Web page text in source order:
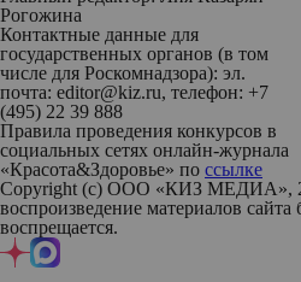
Рогожина
Контактные данные для
государственных органов (в том
числе для Роскомнадзора): эл.
почта: editor@kiz.ru, телефон: +7
(495) 22 39 888
Правила проведения конкурсов в
социальных сетях онлайн-журнала
«Красота&Здоровье» по ссылке
Copyright (с) ООО «КИЗ МЕДИА»,
воспроизведение материалов сайта
воспрещается.